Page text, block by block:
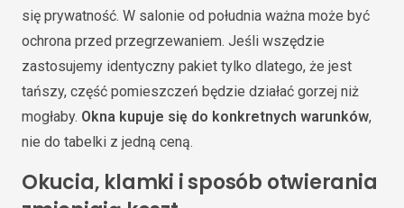
się prywatność. W salonie od południa ważna może być
ochrona przed przegrzewaniem. Jeśli wszędzie
zastosujemy identyczny pakiet tylko dlatego, że jest
tańszy, część pomieszczeń będzie działać gorzej niż
mogłaby. Okna kupuje się do konkretnych warunków,
nie do tabelki z jedną ceną.
Okucia, klamki i sposób otwierania